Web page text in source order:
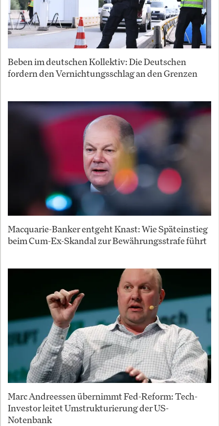
Beben im deutschen Kollektiv: Die Deutschen
fordern den Vernichtungsschlag an den Grenzen
Macquarie-Banker entgeht Knast: Wie Späteinstieg
beim Cum-Ex-Skandal zur Bewährungsstrafe führt
Marc Andreessen übernimmt Fed-Reform: Tech-
Investor leitet Umstrukturierung der US-
Notenbank